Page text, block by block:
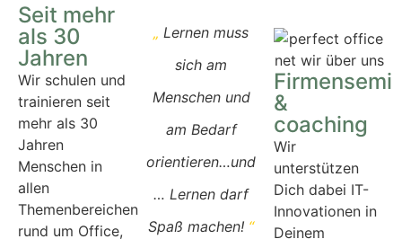
Seit mehr
als 30
Jahren
Wir schulen und
trainieren seit
mehr als 30
Jahren
Menschen in
allen
Themenbereichen
rund um Office,
„ Lernen muss
sich am
Menschen und
am Bedarf
orientieren…und
… Lernen darf
Spaß machen! “
&
coaching
Wir
unterstützen
Dich dabei IT-
Innovationen in
Deinem